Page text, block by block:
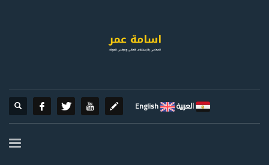
العربية English